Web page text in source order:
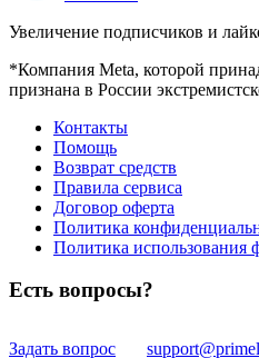
Увеличение подписчиков и
*Компания Meta, которой
признана в России
Контакты
Помощь
Возврат средств
Правила сервиса
Договор оферта
Политика
Политика использования
Есть вопросы?
Задать вопрос